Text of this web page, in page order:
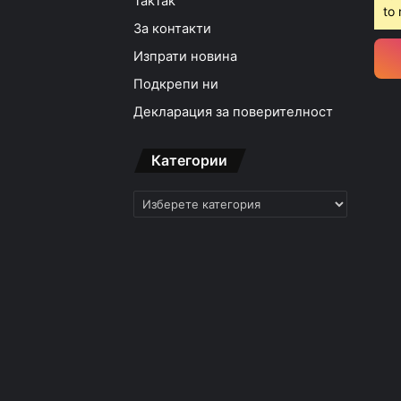
12:31ч, петък, 31 юли,
За контакти
Изпрати новина
Подкрепи ни
Декларация за поверителност
Категории
Категории
to